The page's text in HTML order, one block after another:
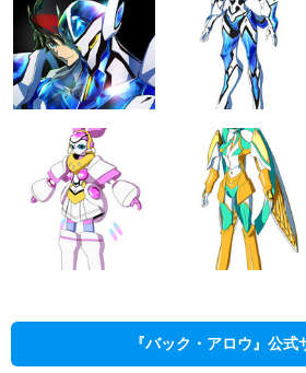
『バック・アロウ』公式